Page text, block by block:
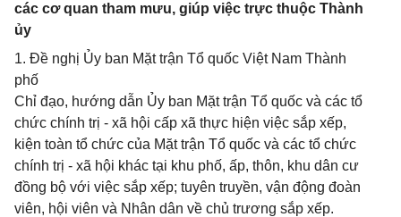
các cơ quan tham mưu, giúp việc trực thuộc Thành
ủy
1. Đề nghị Ủy ban Mặt trận Tổ quốc Việt Nam Thành
phố
Chỉ đạo, hướng dẫn Ủy ban Mặt trận Tổ quốc và các tổ
chức chính trị - xã hội cấp xã thực hiện việc sắp xếp,
kiện toàn tổ chức của Mặt trận Tổ quốc và các tổ chức
chính trị - xã hội khác tại khu phố, ấp, thôn, khu dân cư
đồng bộ với việc sắp xếp; tuyên truyền, vận động đoàn
viên, hội viên và Nhân dân về chủ trương sắp xếp.